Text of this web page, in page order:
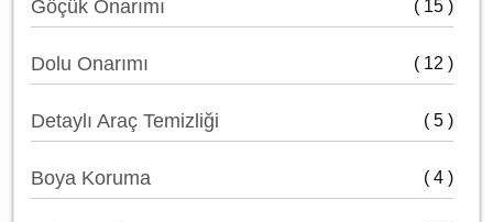
Göçük Onarımı ( 15 )
Dolu Onarımı ( 12 )
Detaylı Araç Temizliği ( 5 )
Boya Koruma ( 4 )